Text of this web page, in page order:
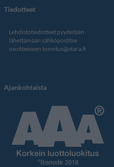
Tiedotteet
Lehdistötiedotteet pyydetään
lähettämään sähköpostitse
osoitteeseen toimitus@stara.fi
Ajankohtaista